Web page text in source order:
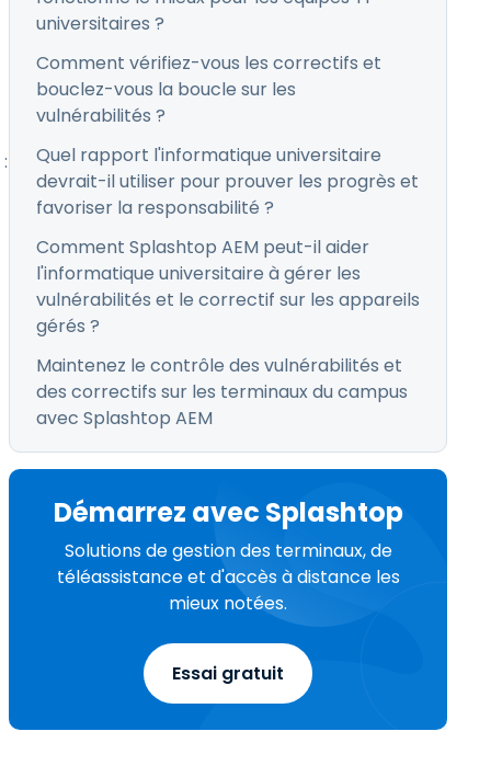
universitaires ?
Comment vérifiez-vous les correctifs et
bouclez-vous la boucle sur les
vulnérabilités ?
Quel rapport l'informatique universitaire
devrait-il utiliser pour prouver les progrès et
favoriser la responsabilité ?
Comment Splashtop AEM peut-il aider
l'informatique universitaire à gérer les
vulnérabilités et le correctif sur les appareils
gérés ?
Maintenez le contrôle des vulnérabilités et
des correctifs sur les terminaux du campus
avec Splashtop AEM
Démarrez avec Splashtop
Solutions de gestion des terminaux, de
téléassistance et d'accès à distance les
mieux notées.
Essai gratuit